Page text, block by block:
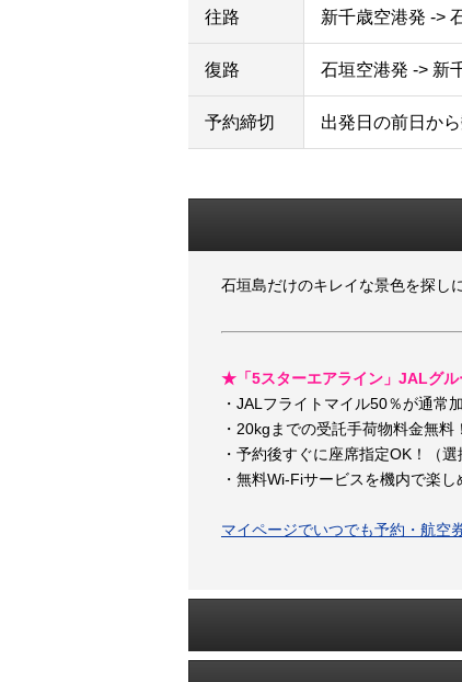
往路 新千歳空港発 ->
復路 石垣空港発 -> 新
予約締切 出発日の前日か
石垣島だけのキレイな景色を探し
★「5スターエアライン」JALグ
・JALフライトマイル50％が通常
・20kgまでの受託手荷物料金無料！
・予約後すぐに座席指定OK！（
・無料Wi-Fiサービスを機内で楽
マイページでいつでも予約・航